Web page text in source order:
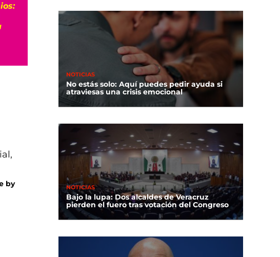
embajador de Argentina?
Así escaló el conflicto entre
ambos países
by
NOTICIAS
No estás solo: Aquí puedes pedir ayuda si
atraviesas una crisis emocional
NOTICIAS
Bajo la lupa: Dos alcaldes de Veracruz
pierden el fuero tras votación del Congreso